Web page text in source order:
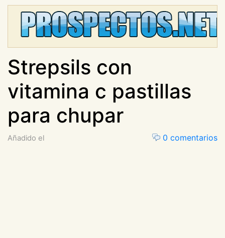
Strepsils con
vitamina c pastillas
para chupar
0 comentarios
Añadido el